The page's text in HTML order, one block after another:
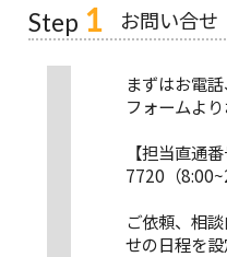
Step 1 お問い合せ
まずはお電
フォームよ
【担当直通
7720（
ご依頼、相
せの日程を設